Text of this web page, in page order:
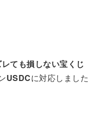
レても損しない宝くじ
USDCに対応しまし